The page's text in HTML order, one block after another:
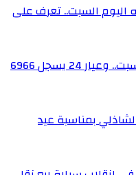
اليوم السبت.. تعرف على
استقرار أسعار الذهب اليوم السبت.. وعيار 24 يسجل 6966
الشاذلي بمناسبة عيد